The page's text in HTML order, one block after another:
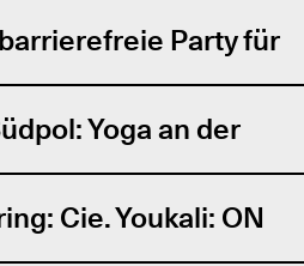
Party für
Yoga an der
Cie. Youkali: ON